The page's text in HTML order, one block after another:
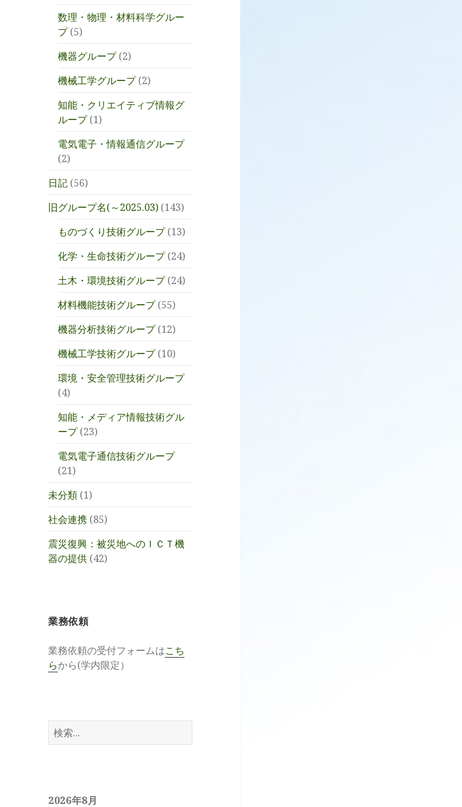
数理・物理・材料科学グルー
プ(5)
機器グループ(2)
機械工学グループ(2)
知能・クリエイティブ情報グ
ループ(1)
電気電子・情報通信グループ
(2)
日記 (56)
旧グループ名(～2025.03) (143)
ものづくり技術グループ(13)
化学・生命技術グループ(24)
土木・環境技術グループ(24)
材料機能技術グループ(55)
機器分析技術グループ(12)
機械工学技術グループ(10)
環境・安全管理技術グループ
(4)
知能・メディア情報技術グル
ープ(23)
電気電子通信技術グループ
(21)
未分類 (1)
社会連携 (85)
震災復興：被災地へのＩＣＴ機
器の提供 (42)
業務依頼
業務依頼の受付フォームはこち
らから(学内限定）
検
索:
2026年8月